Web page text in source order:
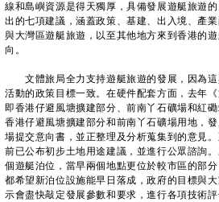
線和島嶼資源是得天獨厚，具備發展遊艇旅遊
出的七項建議，涵蓋政策、基建、出入境、產
與大灣區遊艇旅遊，以至其他地方來到香港的
向。
文體旅局全力支持遊艇旅遊的發展，因為這
活動的政策目標一致。在硬件配套方面，去年
即香港仔避風塘擴建部分、前南丫石礦場和紅
香港仔避風塘擴建部分和前南丫石礦場用地，
場提交意向書，並正整理及分析蒐集到的意見
前已公布初步土地用途建議，並進行公眾諮詢
個遊艇泊位，當早兩個地點更位於較市區的部
都希望新泊位設施能早日落成，政府的目標與
示會盡快敲定發展參數和要求，進行各項技術